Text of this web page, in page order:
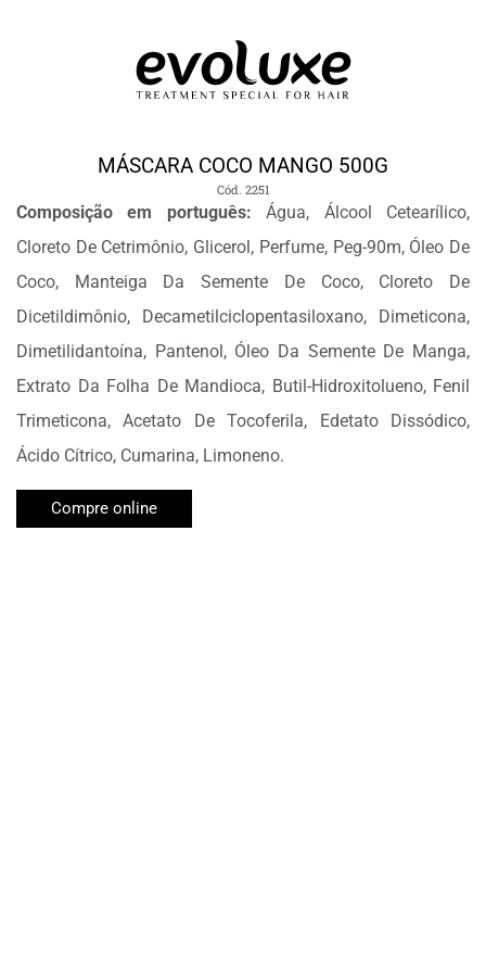
MÁSCARA COCO MANGO 500G
Cód. 2251
Composição em português:Água, Álcool Cetearílico,
Cloreto De Cetrimônio, Glicerol, Perfume, Peg-90m, Óleo De
Coco, Manteiga Da Semente De Coco, Cloreto De
Dicetildimônio, Decametilciclopentasiloxano, Dimeticona,
Dimetilidantoína, Pantenol, Óleo Da Semente De Manga,
Extrato Da Folha De Mandioca, Butil-Hidroxitolueno, Fenil
Trimeticona, Acetato De Tocoferila, Edetato Dissódico,
Ácido Cítrico, Cumarina, Limoneno.
Compre online